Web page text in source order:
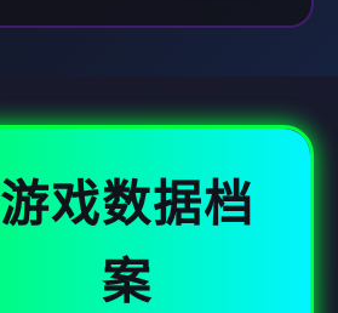
游戏数据档
案